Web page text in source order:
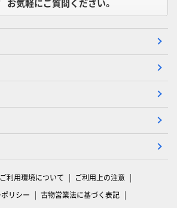
ご利用環境について
ご利用上の注意
リシー
古物営業法に基づく表記